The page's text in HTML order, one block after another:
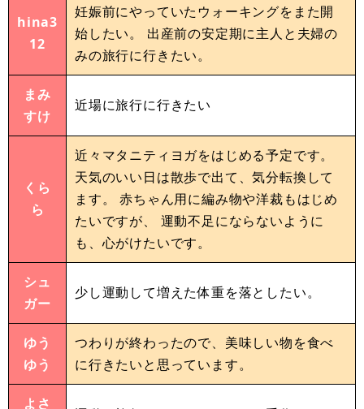
hina3
12
妊娠前にやっていたウォーキングをまた開
始したい。 出産前の安定期に主人と夫婦の
みの旅行に行きたい。
まみ
すけ
近場に旅行に行きたい
くら
ら
近々マタニティヨガをはじめる予定です。
天気のいい日は散歩で出て、気分転換して
ます。 赤ちゃん用に編み物や洋裁もはじめ
たいですが、 運動不足にならないように
も、心がけたいです。
シュ
ガー
少し運動して増えた体重を落としたい。
ゆう
ゆう
つわりが終わったので、美味しい物を食べ
に行きたいと思っています。
よさ